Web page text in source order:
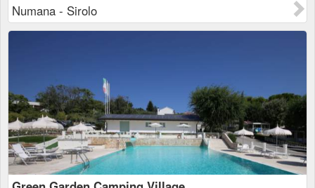
Numana - Sirolo